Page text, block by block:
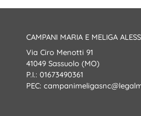
CAMPANI MARIA E MELIGA
Via Ciro Menotti 91
41049 Sassuolo (MO)
P.I.: 01673490361
PEC: